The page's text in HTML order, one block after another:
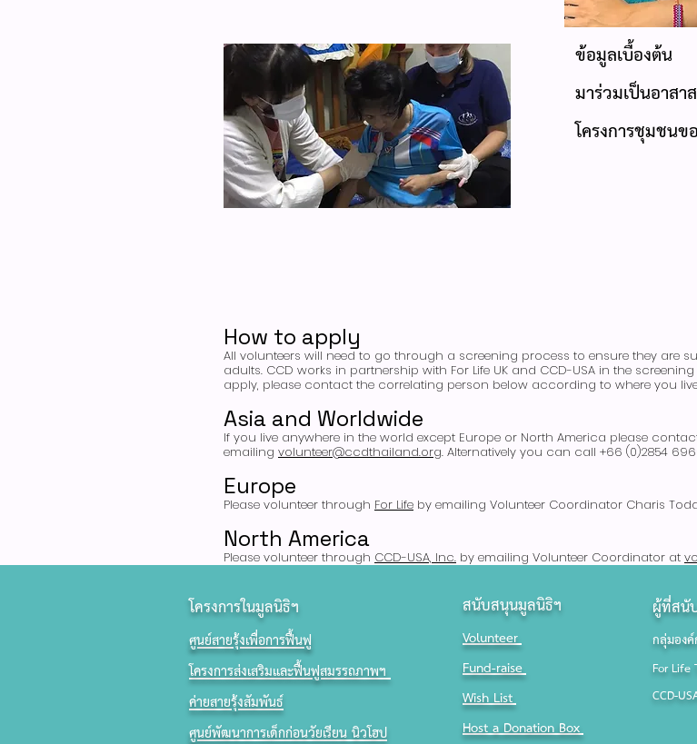
ข้อมูลเบื้องต้น
มาร่วมเป็นอาสา
โครงการชุมชน
How to apply
All volunteers will need to go through a screening process to ensure they are
adults. CCD works in partnership with For Life UK and CCD-USA in the
apply, please contact the correlating person below according to where you
Asia and Worldwide
If you live anywhere in the world except Europe or North America please
emailing volunteer@ccdthailand.org. Alternatively you can call +66 (0)2854
Europe
Please volunteer through For Life by emailing Volunteer Coordinator Charis
North America
Please volunteer through CCD-USA, Inc. by emailing Volunteer Coordinator at
โครงการในมูลนิธิฯ
ศูนย์สายรุ้งเพื่อการฟื้นฟู
โครงการส่งเสริมและฟื้นฟูสมรรถภาพฯ
ค่ายสายรุ้งสัมพันธ์
ศูนย์พัฒนาการเด็กก่อนวัยเรียน นิวโฮป
สนับสนุนมูลนิธิฯ
Volunteer
Fund-raise
Wish List
Host a Donation Box
ผู้ที่สนั
กลุ่มอง
For
CCD-